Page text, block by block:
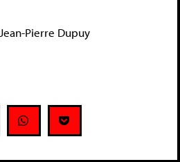
Jean-Pierre Dupuy